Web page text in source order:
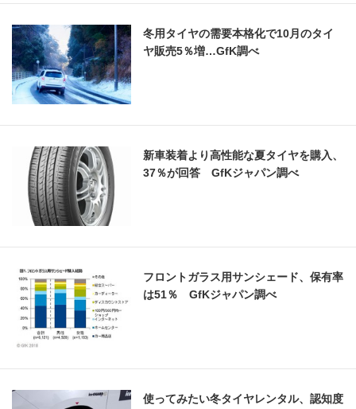
冬用タイヤの需要本格化で10月のタイ
ヤ販売5％増…GfK調べ
新車装着より高性能な夏タイヤを購入、
37％が回答 GfKジャパン調べ
フロントガラス用サンシェード、保有率
は51％ GfKジャパン調べ
使ってみたい冬タイヤレンタル、認知度